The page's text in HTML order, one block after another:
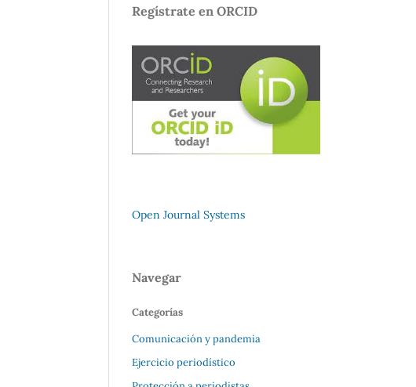
Regístrate en ORCID
Open Journal Systems
Navegar
Categorías
Comunicación y pandemia
Ejercicio periodístico